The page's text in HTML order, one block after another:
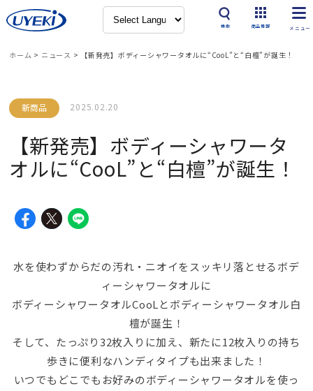
検索 商品情報
ホーム > ニュース > 【新発売】ボディーシャワータオルに“CooL”と“白檀”が誕生！
2025.02.20
新商品
【新発売】ボディーシャワータ
オルに“CooL”と“白檀”が誕生！
水を使わずからだの汚れ・ニオイをスッキリ落とせるボデ
ィーシャワータオルに
ボディーシャワータオルCooLとボディーシャワータオル白
檀が誕生！
そして、たっぷり32枚入りに加え、新たに12枚入りの持ち
歩きに便利なハンディタイプも出来ました！
いつでもどこでもお好みのボディーシャワータオルを使っ